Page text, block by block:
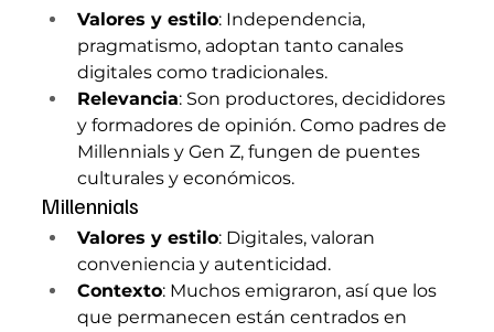
Valores y estilo: Independencia,
pragmatismo, adoptan tanto canales
digitales como tradicionales.
Relevancia: Son productores, decididores
y formadores de opinión. Como padres de
Millennials y Gen Z, fungen de puentes
culturales y económicos.
Millennials
Valores y estilo: Digitales, valoran
conveniencia y autenticidad.
Contexto: Muchos emigraron, así que los
que permanecen están centrados en